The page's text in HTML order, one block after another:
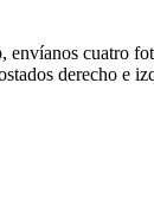
envíanos cuatro
derecho e